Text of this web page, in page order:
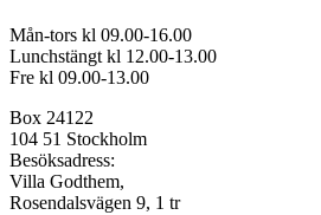
Mån-tors kl 09.00-16.00
Lunchstängt kl 12.00-13.00
Fre kl 09.00-13.00
Box 24122
104 51 Stockholm
Besöksadress:
Villa Godthem,
Rosendalsvägen 9, 1 tr